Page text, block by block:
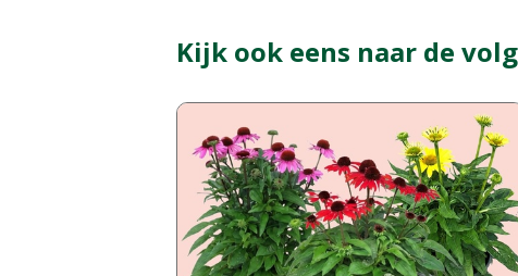
Kijk ook eens naar de